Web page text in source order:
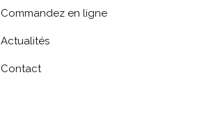
Commandez en ligne
Actualités
Contact